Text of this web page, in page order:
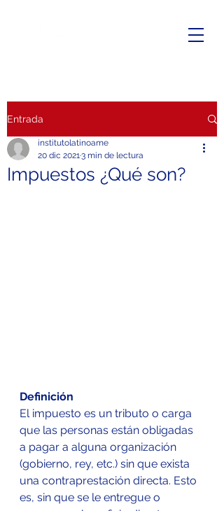
Entrada
Impuestos ¿Qué son?
institutolatinoame
20 dic 20213 min de lectura
Definición
El impuesto es un tributo o carga
que las personas están obligadas
a pagar a alguna organización
(gobierno, rey, etc.) sin que exista
una contraprestación directa. Esto
es, sin que se le entregue o